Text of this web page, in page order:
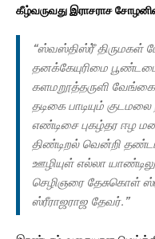
கீழ்வருவது இராசராச
“ஸ்வஸ்திஸ்ரீ் திருமகள்
தனக்கேயுரிமை
களமறூத்தருளி வேங்கை
தடிகை பாடியும்
எண்டிசை புகழ்தர ஈழ
திண்டிறல் வென்றி
ஊழியுள் எல்லா
செழிஞரை தேசுகொள்
ஸ்ரீராஜராஜ தேவர்.”